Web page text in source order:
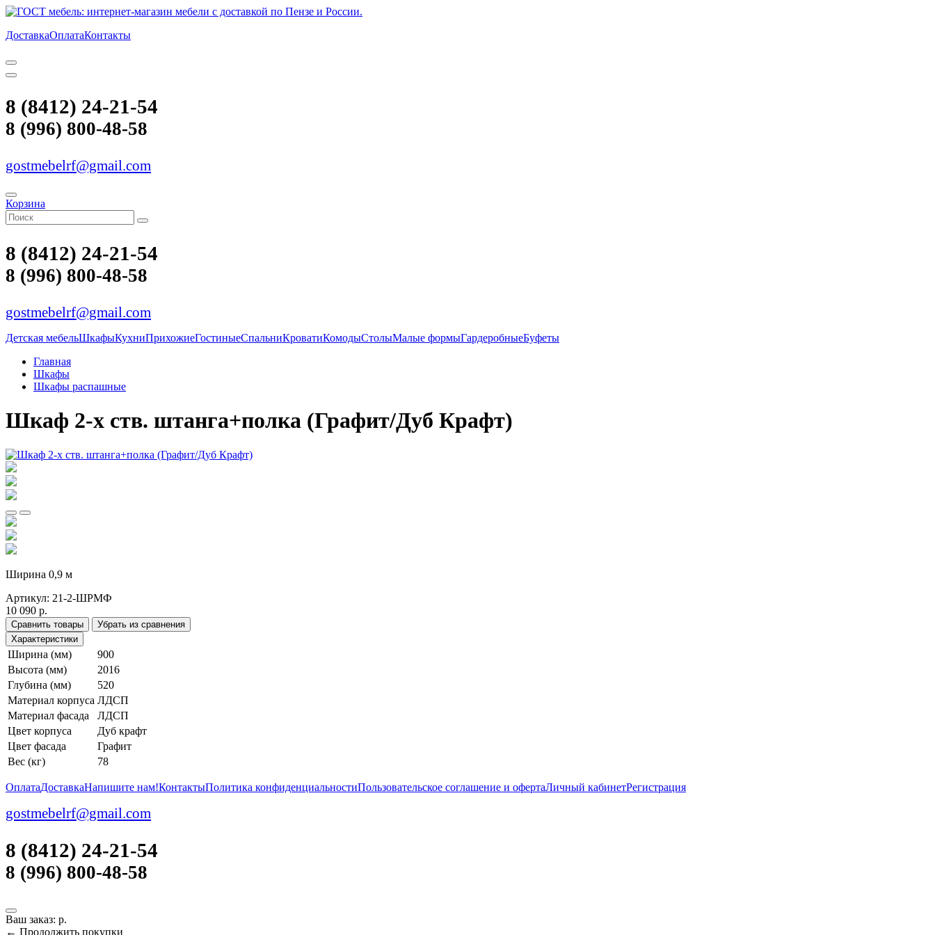
ДоставкаОплатаКонтакты
8 (8412) 24-21-54
8 (996) 800-48-58
gostmebelrf@gmail.com
Корзина
8 (8412) 24-21-54
8 (996) 800-48-58
gostmebelrf@gmail.com
Детская мебельШкафыКухниПрихожиеГостиныеСпальниКроватиКомодыСтолыМалые формыГардеробныеБуфеты
Главная
Шкафы
Шкафы распашные
Шкаф 2-х ств. штанга+полка (Графит/Дуб Крафт)
Ширина 0,9 м
Артикул: 21-2-ШРМФ
10 090 р.
Сравнить товары
Убрать из сравнения
Характеристики
Ширина (мм)
900
Высота (мм)
2016
Глубина (мм)
520
Материал корпуса ЛДСП
Материал фасада
ЛДСП
Цвет корпуса
Дуб крафт
Цвет фасада
Графит
Вес (кг)
78
ОплатаДоставкаНапишите нам!КонтактыПолитика конфиденциальностиПользовательское соглашение и офертаЛичный кабинетРегистрация
gostmebelrf@gmail.com
8 (8412) 24-21-54
8 (996) 800-48-58
Ваш заказ: р.
← Продолжить покупки